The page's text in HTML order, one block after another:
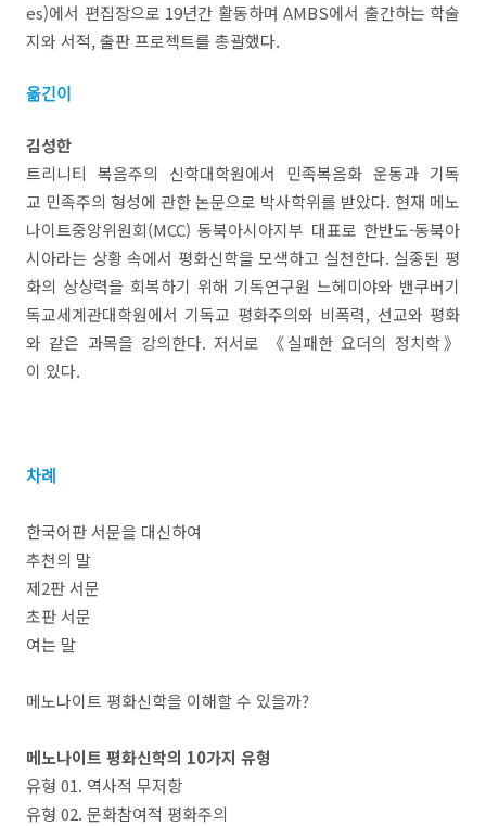
es)에서 편집장으로 19년간 활동하며 AMBS에서 출간하는 학술
지와 서적, 출판 프로젝트를 총괄했다.
옮긴이
김성한
트리니티 복음주의 신학대학원에서 민족복음화 운동과 기독
교 민족주의 형성에 관한 논문으로 박사학위를 받았다. 현재 메노
나이트중앙위원회(MCC) 동북아시아지부 대표로 한반도-동북아
시아라는 상황 속에서 평화신학을 모색하고 실천한다. 실종된 평
화의 상상력을 회복하기 위해 기독연구원 느헤미야와 밴쿠버기
독교세계관대학원에서 기독교 평화주의와 비폭력, 선교와 평화
와 같은 과목을 강의한다. 저서로 《실패한 요더의 정치학》
이 있다.
차례
한국어판 서문을 대신하여
추천의 말
제2판 서문
초판 서문
여는 말
메노나이트 평화신학을 이해할 수 있을까?
메노나이트 평화신학의 10가지 유형
유형 01. 역사적 무저항
유형 02. 문화참여적 평화주의